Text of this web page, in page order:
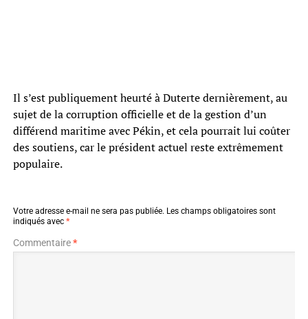
Il s’est publiquement heurté à Duterte dernièrement, au
sujet de la corruption officielle et de la gestion d’un
différend maritime avec Pékin, et cela pourrait lui coûter
des soutiens, car le président actuel reste extrêmement
populaire.
Votre adresse e-mail ne sera pas publiée. Les champs obligatoires sont
indiqués avec *
Commentaire*